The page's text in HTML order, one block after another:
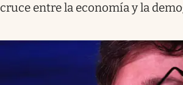
cruce entre la economía y la